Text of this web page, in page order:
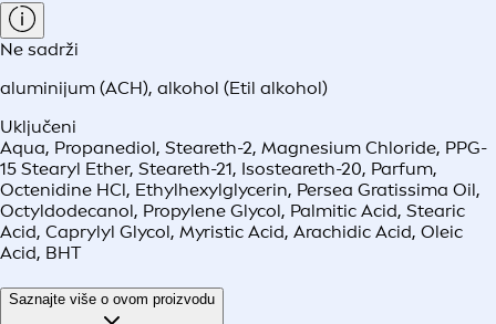
Ne sadrži
aluminijum (ACH), alkohol (Etil alkohol)
Uključeni
Aqua, Propanediol, Steareth-2, Magnesium Chloride, PPG-
15 Stearyl Ether, Steareth-21, Isosteareth-20, Parfum,
Octenidine HCl, Ethylhexylglycerin, Persea Gratissima Oil,
Octyldodecanol, Propylene Glycol, Palmitic Acid, Stearic
Acid, Caprylyl Glycol, Myristic Acid, Arachidic Acid, Oleic
Acid, BHT
Saznajte više o ovom proizvodu